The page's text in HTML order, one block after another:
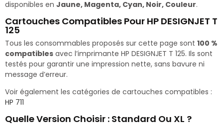
disponibles en Jaune, Magenta, Cyan, Noir, Couleur.
Cartouches Compatibles Pour HP DESIGNJET T
125
Tous les consommables proposés sur cette page sont 100 %
compatibles avec l’imprimante HP DESIGNJET T 125. Ils sont
testés pour garantir une impression nette, sans bavure ni
message d’erreur.
Voir également les catégories de cartouches compatibles :
HP 711
Quelle Version Choisir : Standard Ou XL ?